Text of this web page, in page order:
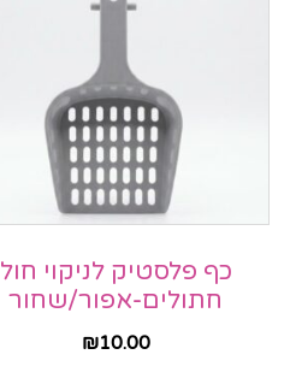
כף פלסטיק לניקוי חול
חתולים-אפור/שחור
₪10.00